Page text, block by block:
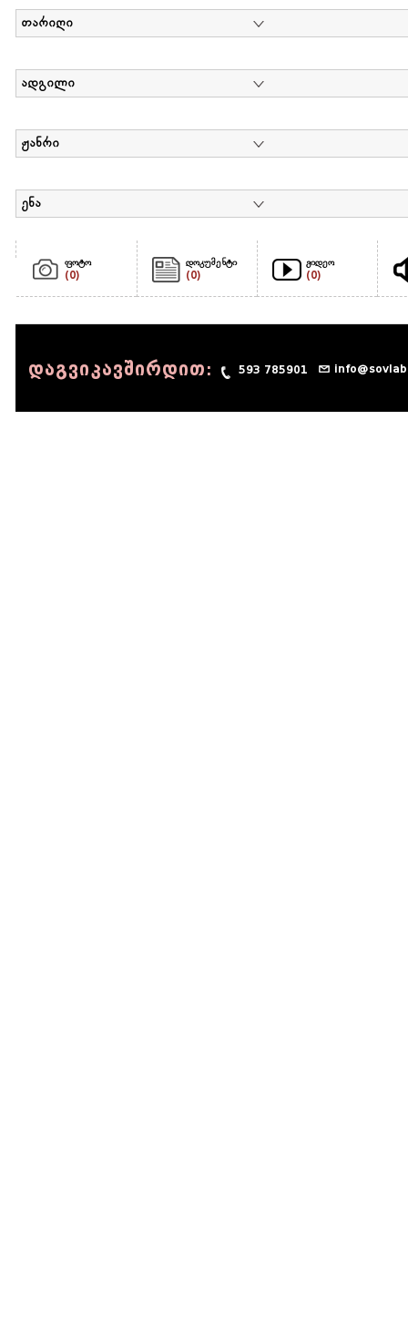
თარიღი
ადგილი
ჟანრი
ენა
ფოტო
(0)
დოკუმენტი
(0)
ვიდეო
(0)
დაგვიკავშირდით: 593 785901